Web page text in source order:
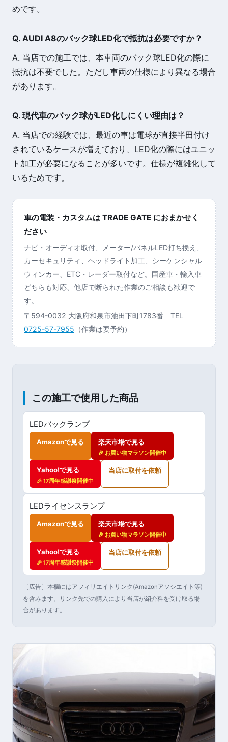
めです。
Q. AUDI A8のバック球LED化で抵抗は必要ですか？
A. 当店での施工では、本車両のバック球LED化の際に
抵抗は不要でした。ただし車両の仕様により異なる場合
があります。
Q. 現代車のバック球がLED化しにくい理由は？
A. 当店での経験では、最近の車は電球が直接半田付け
されているケースが増えており、LED化の際にはユニッ
ト加工が必要になることが多いです。仕様が複雑化して
いるためです。
車の電装・カスタムは TRADE GATE におまかせく
ださい
ナビ・オーディオ取付、メーター/パネルLED打ち換え、
カーセキュリティ、ヘッドライト加工、シーケンシャル
ウィンカー、ETC・レーダー取付など。国産車・輸入車
どちらも対応、他店で断られた作業のご相談も歓迎で
す。
〒594-0032 大阪府和泉市池田下町1783番 TEL
0725-57-7955 （作業は要予約）
この施工で使用した商品
LEDバックランプ
Amazonで見る 楽天市場で見る
🎉 お買い物マラソン開催中
Yahoo!で見る
🎉 17周年感謝祭開催中
当店に取付を依頼
LEDライセンスランプ
Amazonで見る 楽天市場で見る
🎉 お買い物マラソン開催中
Yahoo!で見る
🎉 17周年感謝祭開催中
当店に取付を依頼
［広告］本欄にはアフィリエイトリンク(Amazonアソシエイト等)
を含みます。リンク先での購入により当店が紹介料を受け取る場
合があります。